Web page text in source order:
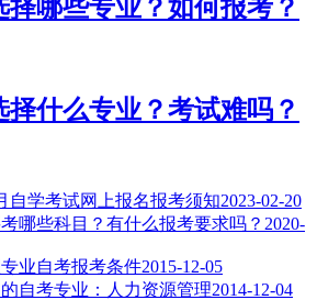
择哪些专业？如何报考？
择什么专业？考试难吗？
自学考试网上报名报考须知2023-02-20
哪些科目？有什么报考要求吗？ 2020-
业自考报考条件2015-12-05
自考专业：人力资源管理2014-12-04